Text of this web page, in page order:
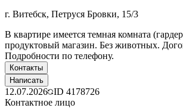
г. Витебск, Петруся Бровки, 15/3
В квартире имеется темная комната
продуктовый магазин. Без животных.
Подробности по телефону.
Контакты
Написать
12.07.2026 ID 4178726
Контактное лицо